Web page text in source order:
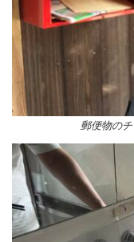
郵便物の